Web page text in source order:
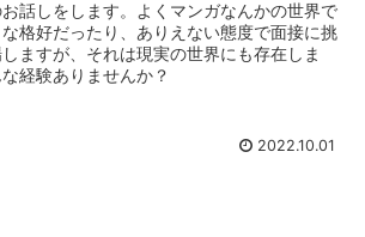
話しをします。よくマンガなんかの世界で
格好だったり、ありえない態度で面接に挑
ますが、それは現実の世界にも存在しま
経験ありませんか？
2022.10.01